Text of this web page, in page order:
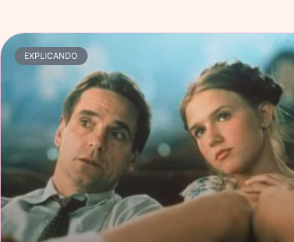
EXPLICANDO